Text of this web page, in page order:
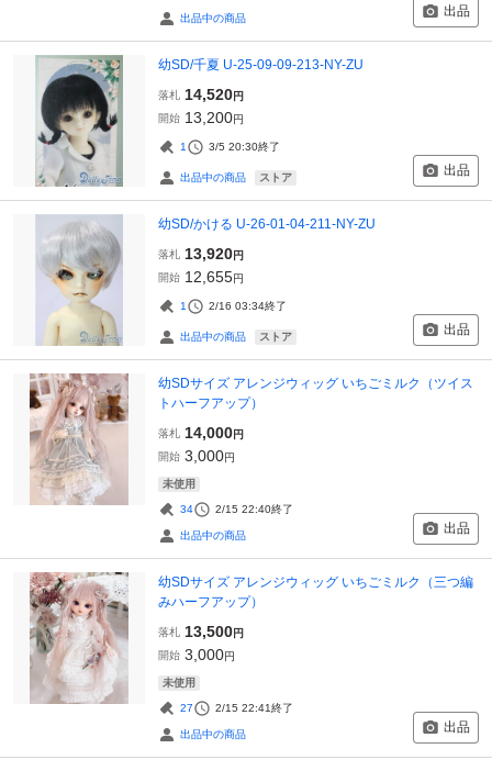
出品中の商品 出品
幼SD/千夏 U-25-09-09-213-NY-ZU
落札 14,520円
開始 13,200円
1 3/5 20:30終了
出品中の商品 ストア 出品
幼SD/かける U-26-01-04-211-NY-ZU
落札 13,920円
開始 12,655円
1 2/16 03:34終了
出品中の商品 ストア 出品
幼SDサイズ アレンジウィッグ いちごミルク（ツイス
トハーフアップ）
落札 14,000円
開始 3,000円
未使用
34 2/15 22:40終了
出品中の商品 出品
幼SDサイズ アレンジウィッグ いちごミルク（三つ編
みハーフアップ）
落札 13,500円
開始 3,000円
未使用
27 2/15 22:41終了
出品中の商品 出品